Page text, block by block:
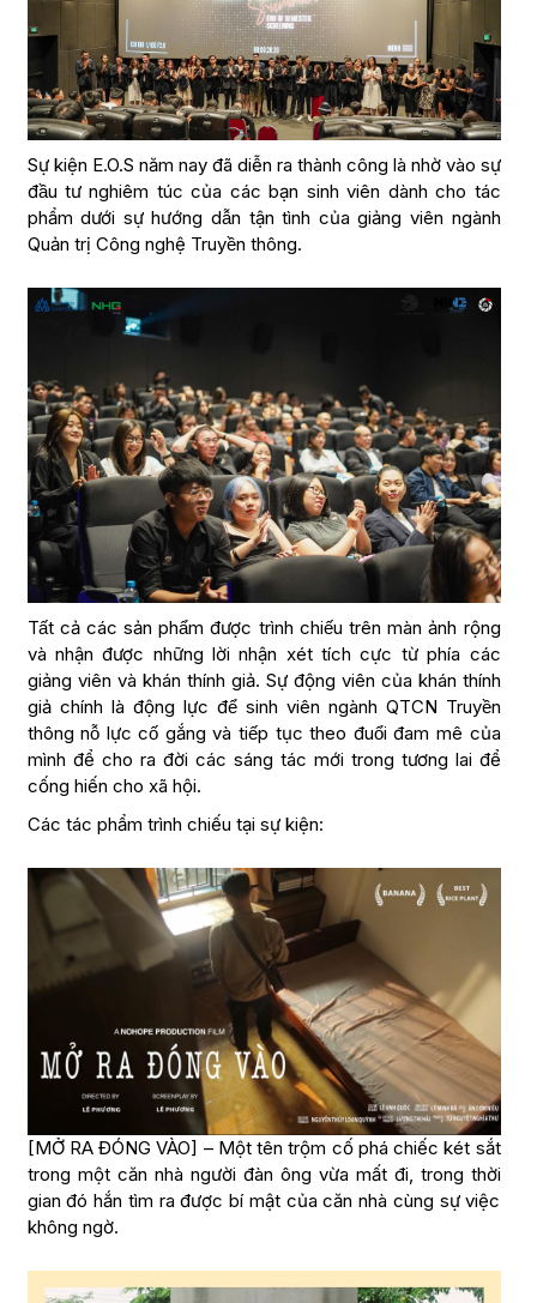
Sự kiện E.O.S năm nay đã diễn ra thành công là nhờ vào sự
đầu tư nghiêm túc của các bạn sinh viên dành cho tác
phẩm dưới sự hướng dẫn tận tình của giảng viên ngành
Quản trị Công nghệ Truyền thông.
Tất cả các sản phẩm được trình chiếu trên màn ảnh rộng
và nhận được những lời nhận xét tích cực từ phía các
giảng viên và khán thính giả. Sự động viên của khán thính
giả chính là động lực để sinh viên ngành QTCN Truyền
thông nỗ lực cố gắng và tiếp tục theo đuổi đam mê của
mình để cho ra đời các sáng tác mới trong tương lai để
cống hiến cho xã hội.
Các tác phẩm trình chiếu tại sự kiện:
[MỞ RA ĐÓNG VÀO] – Một tên trộm cố phá chiếc két sắt
trong một căn nhà người đàn ông vừa mất đi, trong thời
gian đó hắn tìm ra được bí mật của căn nhà cùng sự việc
không ngờ.